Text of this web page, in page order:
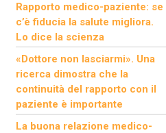
Rapporto medico-paziente: se
c’è fiducia la salute migliora.
Lo dice la scienza
«Dottore non lasciarmi». Una
ricerca dimostra che la
continuità del rapporto con il
paziente è importante
La buona relazione medico-